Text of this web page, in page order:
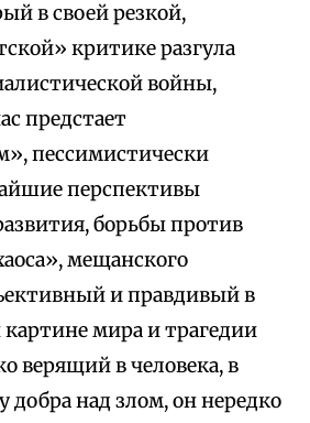
в своей резкой,
критике разгула
войны,
предстает
пессимистически
перспективы
борьбы против
мещанского
и правдивый в
мира и трагедии
верящий в человека, в
добра над злом, он нередко